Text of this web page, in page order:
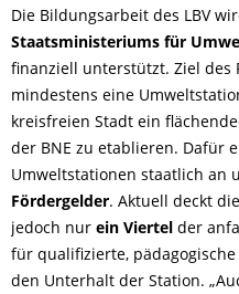
Die Bildungsarbeit des LBV
Staatsministeriums für
finanziell unterstützt. Ziel des
mindestens eine
kreisfreien Stadt ein
der BNE zu etablieren. Dafür
Umweltstationen staatlich an
Fördergelder. Aktuell deckt
jedoch nur ein Viertel der
für qualifizierte,
den Unterhalt der Station.